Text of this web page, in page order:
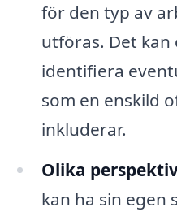
för den typ av
utföras. Det kan
identifiera
som en enskild
inkluderar.
Olika
kan ha sin egen